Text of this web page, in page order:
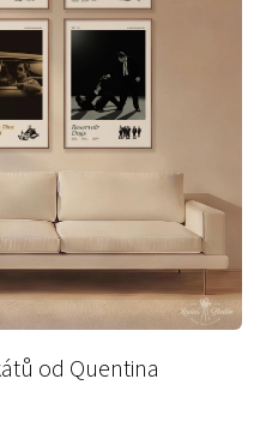
vybrat správný